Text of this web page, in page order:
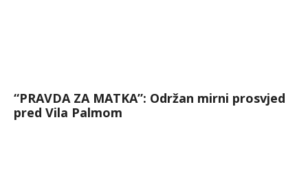
“PRAVDA ZA MATKA”: Održan mirni prosvjed
pred Vila Palmom